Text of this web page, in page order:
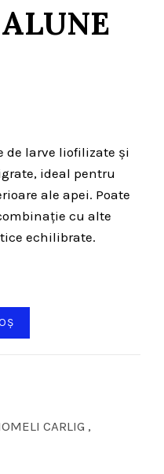
de larve liofilizate și
ideal pentru
ale apei. Poate
cu alte
echilibrate.
CARLIG ,